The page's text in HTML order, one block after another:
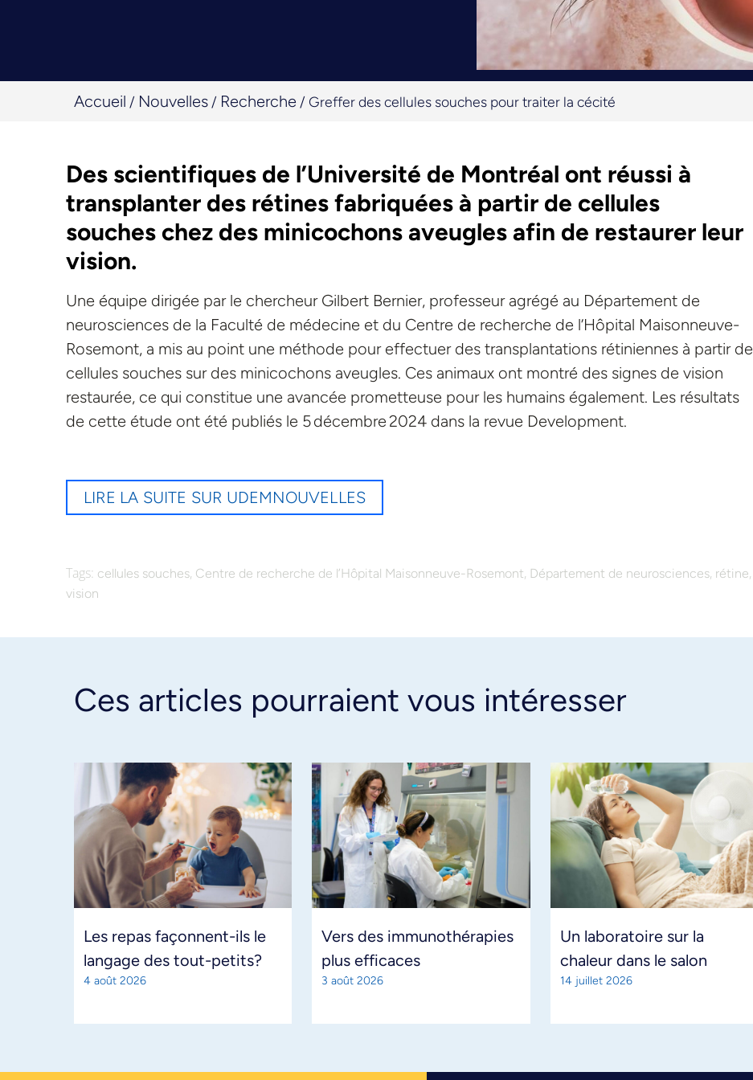
Accueil / Nouvelles / Recherche / Greffer des cellules souches pour traiter la cécité
Des scientifiques de l’Université de Montréal ont réussi à
transplanter des rétines fabriquées à partir de cellules
souches chez des minicochons aveugles afin de restaurer leur
vision.
Une équipe dirigée par le chercheur Gilbert Bernier, professeur agrégé au Département de
neurosciences de la Faculté de médecine et du Centre de recherche de l’Hôpital Maisonneuve-
Rosemont, a mis au point une méthode pour effectuer des transplantations rétiniennes à partir de
cellules souches sur des minicochons aveugles. Ces animaux ont montré des signes de vision
restaurée, ce qui constitue une avancée prometteuse pour les humains également. Les résultats
de cette étude ont été publiés le 5 décembre 2024 dans la revue Development.
LIRE LA SUITE SUR UDEMNOUVELLES
Tags: cellules souches, Centre de recherche de l’Hôpital Maisonneuve-Rosemont, Département de neurosciences, rétine,
vision
Ces articles pourraient vous intéresser
Les repas façonnent-ils le
langage des tout-petits?
4 août 2026
Vers des immunothérapies
plus efficaces
3 août 2026
Un laboratoire sur la
chaleur dans le salon
14 juillet 2026